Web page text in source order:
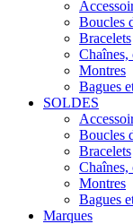
Boucles
Bracelets
Chaînes,
Montres
Bagues
SOLDES
Boucles
Bracelets
Chaînes,
Montres
Bagues
Marques